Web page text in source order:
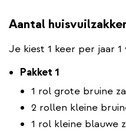
Aantal
Je kiest 1 keer per jaar
Pakket 1
1 rol grote bruine
2 rollen kleine
1 rol kleine blauwe